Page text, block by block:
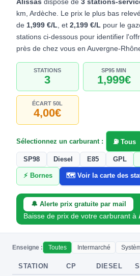
Alissas dispose de 3 stations-
km, Ardèche. Le prix le plus bas
de 1,999 €/L, et 2,199 €/L pour le
stations ci-dessous pour identifier
près de chez vous en Auvergne-
STATIONS
3
SP95 MIN
1,999€
ÉCART 50L
4,00€
Sélectionnez un carburant : ⛽ Tous
SP98 Diesel E85 GPL
⚡ Bornes 🗺️ Voir la carte des
🔔 Alerte prix gratuite par mail
Baisse de prix de votre carburant à
Enseigne : Toutes Intermarché
STATION CP DIESEL